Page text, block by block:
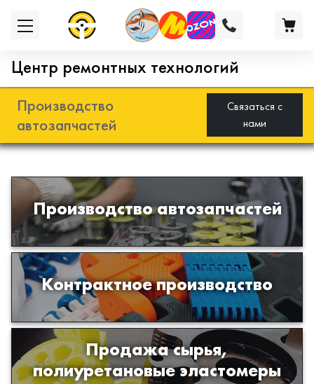
Центр ремонтных технологий
Производство
автозапчастей
Связаться с
нами
Производство автозапчастей
Разработка и производство деталей
из эластомеров для подвески
автомобиля
Контрактное производство
Производство изделий из пластиков
и полимеров по образцам либо
чертежам заказчика
Продажа сырья,
полиуретановые эластомеры
Продажа сырья для производства
изделий из полиуретана